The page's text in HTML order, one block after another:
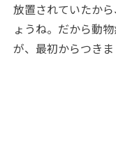
放置されていたか
ょうね。だから動
が、最初からつきま